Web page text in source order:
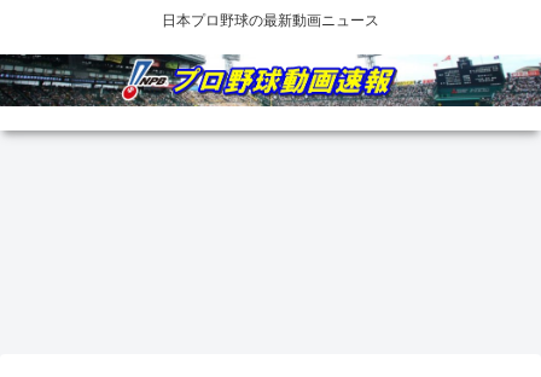
日本プロ野球の最新動画ニュース